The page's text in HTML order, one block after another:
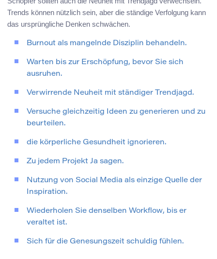
Trends können nützlich sein, aber die ständige Verfolgung kann
das ursprüngliche Denken schwächen.
Burnout als mangelnde Disziplin behandeln.
Warten bis zur Erschöpfung, bevor Sie sich
ausruhen.
Verwirrende Neuheit mit ständiger Trendjagd.
Versuche gleichzeitig Ideen zu generieren und zu
beurteilen.
die körperliche Gesundheit ignorieren.
Zu jedem Projekt Ja sagen.
Nutzung von Social Media als einzige Quelle der
Inspiration.
Wiederholen Sie denselben Workflow, bis er
veraltet ist.
Sich für die Genesungszeit schuldig fühlen.